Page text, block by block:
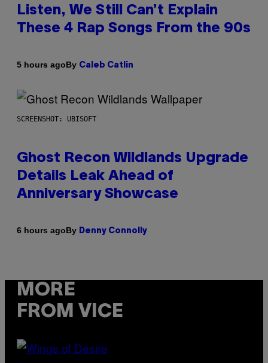
Listen, We Still Can’t Explain
These 4 Rap Songs From the 90s
5 hours agoBy Caleb Catlin
SCREENSHOT: UBISOFT
Ghost Recon Wildlands Upgrade
Details Leak Ahead of
Anniversary Showcase
6 hours agoBy Denny Connolly
MORE
FROM VICE